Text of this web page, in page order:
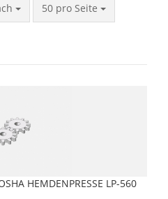
50 pro Seite
pro Seite
HEMDENPRESSE LP-560